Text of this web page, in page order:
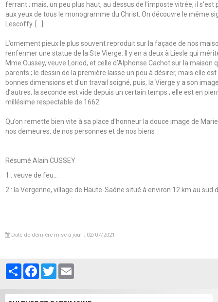
ferrant ; mais, un peu plus haut, au dessus de l’imposte vitrée, il
aux yeux de tous le monogramme du Christ. On découvre le même
Lescoffy. […]
L’ornement pieux le plus souvent reproduit sur la façade de nos
renfermer une statue de la Ste Vierge. Il y en a deux à Liesle qui
Mme Cussey, veuve Loriod, et celle d’Alphonse Cachot sur la maison
parents ; le dessin de la première laisse un peu à désirer, mais elle
bonnes dimensions et d’un travail soigné, puis, la Vierge y a son
d’autres, la seconde est vide depuis un certain temps ; elle est en
millésime respectable de 1662.
Qu’on remette bien vite à sa place d’honneur la douce image de
nos demeures, de nos personnes et de nos biens
Résumé Alain CUSSEY
1 : veuve de feu…
2 : la Vergenne, village de Haute-Saône situé à environ 12 km au sud
Date de dernière mise à jour : 02/07/2021
PartagerFacebook
Twitter